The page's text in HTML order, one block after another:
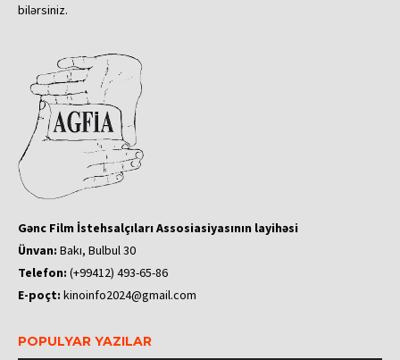
bilərsiniz.
Gənc Film İstehsalçıları Assosiasiyasının layihəsi
Ünvan: Bakı, Bulbul 30
Telefon: (+99412) 493-65-86
E-poçt: kinoinfo2024@gmail.com
POPULYAR YAZILAR